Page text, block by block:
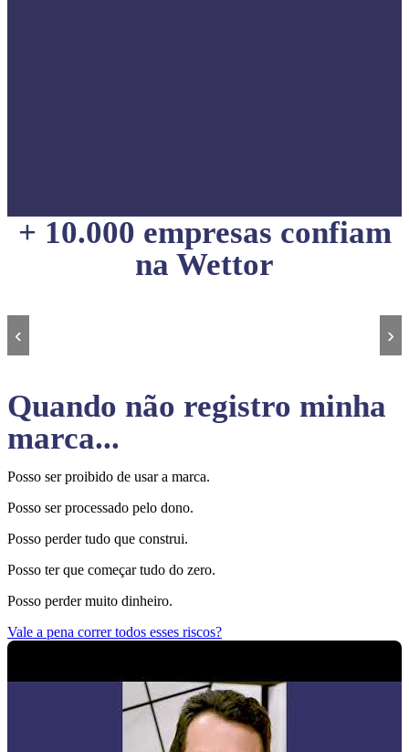
+ 10.000 empresas confiam
na Wettor
‹ ›
Quando não registro minha
marca...
Posso ser proibido de usar a marca.
Posso ser processado pelo dono.
Posso perder tudo que construi.
Posso ter que começar tudo do zero.
Posso perder muito dinheiro.
Vale a pena correr todos esses riscos?